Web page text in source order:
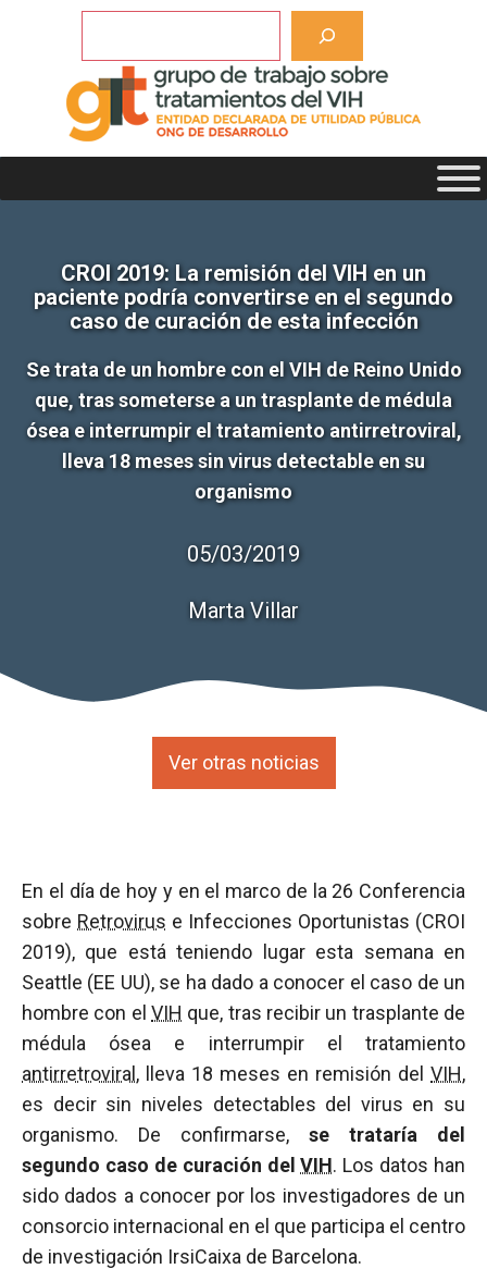
CROI 2019: La remisión del VIH en un
paciente podría convertirse en el segundo
caso de curación de esta infección
Se trata de un hombre con el VIH de Reino Unido
que, tras someterse a un trasplante de médula
ósea e interrumpir el tratamiento antirretroviral,
lleva 18 meses sin virus detectable en su
organismo
05/03/2019
Marta Villar
Ver otras noticias
En el día de hoy y en el marco de la 26 Conferencia
sobre Retrovirus e Infecciones Oportunistas (CROI
2019), que está teniendo lugar esta semana en
Seattle (EE UU), se ha dado a conocer el caso de un
hombre con el VIH que, tras recibir un trasplante de
médula ósea e interrumpir el tratamiento
antirretroviral , lleva 18 meses en remisión del VIH,
es decir sin niveles detectables del virus en su
organismo. De confirmarse, se trataría del
segundo caso de curación delVIH. Los datos han
sido dados a conocer por los investigadores de un
consorcio internacional en el que participa el centro
de investigación IrsiCaixa de Barcelona.